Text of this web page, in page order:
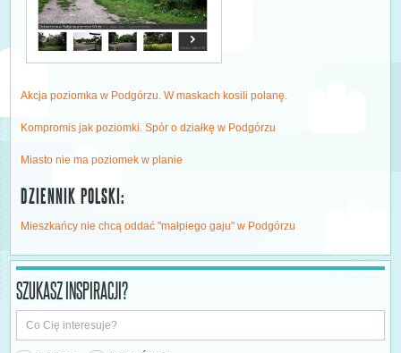
Akcja poziomka w Podgórzu. W maskach kosili polanę.
Kompromis jak poziomki. Spór o działkę w Podgórzu
Miasto nie ma poziomek w planie
DZIENNIK POLSKI:
Mieszkańcy nie chcą oddać "małpiego gaju" w Podgórzu
SZUKASZ INSPIRACJI?